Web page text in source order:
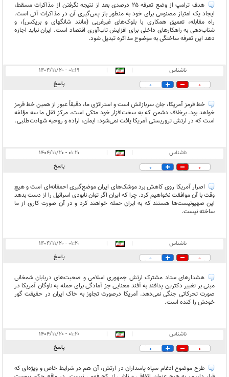
هدف ترامپ از وضع تعرفه ۲۵ درصدی بعد از نتیجه نگرفتن از مذاکرات مسقط،
ایجاد یک امتیاز مصنوعی برای خود به منظور باز پس‌گیری آن در مذاکرات آتی است.
راه مقابله، تعمیق همکاری با بلوک‌های غیرغربی (مانند شانگهای و بریکس)، و
شتاب‌دهی به راهکارهای داخلی برای افزایش تاب‌آوری اقتصاد است. ایران نباید اجازه
دهد این تعرفه ساختگی به موضوع مذاکره تبدیل شود.
ناشناس |
|
۰۱:۱۹ - ۱۴۰۴/۱۱/۲۰
0
0 پاسخ
خط قرمز آمریکا، جان سربازانش است و استراتژی ما، دقیقاً عبور از همین خط قرمز
خواهد بود. برخلاف دشمن که به سخت‌افزار خود متکی است، مرکز ثقل ما سه مؤلفه
است که در ارتش تروریستی آمریکا یافت نمی‌شود: ایمان، اراده و روحیه شهادت‌طلبی.
ناشناس |
|
۰۱:۲۰ - ۱۴۰۴/۱۱/۲۰
0
0 پاسخ
اصرار آمریکا روی کاهش برد موشک‌های ایران موضع‌گیری احمقانه‌ای است و هیچ
وقت با آن موافقت نخواهیم کرد. چرا که ایران اگر توان نابودی اسرائیل را از دست بدهد
این صهیونیست‌ها هستند که به ایران حمله خواهند کرد و در آن صورت‌ کاری از ما
ساخته نیست.
ناشناس |
|
۰۱:۲۰ - ۱۴۰۴/۱۱/۲۰
0
0 پاسخ
هشدارهای ستاد مشترک ارتش جمهوری اسلامی و صحبت‌های دریابان شمخانی
مبنی بر تغییر دکترین پدافند به آفند معنایی جز آمادگی برای حمله به ناوگان آمریکا در
صورت تحرکاتی جنگی نمی‌دهد. آمریکا درصورت تجاوز به خاک ایران در حقیقت گور
خودش را کنده است.
ناشناس |
|
۰۱:۲۰ - ۱۴۰۴/۱۱/۲۰
0
0 پاسخ
طرح موضوع ادغام سپاه پاسداران در ارتش، آن هم در شرایط خاص و ویژه‌ای که